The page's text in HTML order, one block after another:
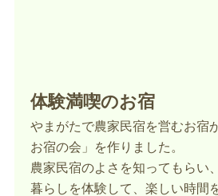
体験満喫のお宿
やまがたで農家民宿を営むお宿
お宿の会」を作りました。
農家民宿のよさを知ってもらい
暮らしを体験して、楽しい時間